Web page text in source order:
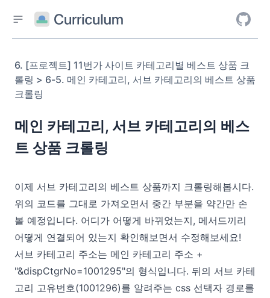
6. [프로젝트] 11번가 사이트 카테고리별 베스트 상품 크
롤링 > 6-5. 메인 카테고리, 서브 카테고리의 베스트 상품
크롤링
메인 카테고리, 서브 카테고리의 베스
트 상품 크롤링
이제 서브 카테고리의 베스트 상품까지 크롤링해봅시다.
위의 코드를 그대로 가져오면서 중간 부분을 약간만 손
볼 예정입니다. 어디가 어떻게 바뀌었는지, 메서드끼리
어떻게 연결되어 있는지 확인해보면서 수정해보세요!
서브 카테고리 주소는 메인 카테고리 주소 +
"&dispCtgrNo=1001295"의 형식입니다. 뒤의 서브 카테
고리 고유번호(1001296)를 알려주는 css 선택자 경로를